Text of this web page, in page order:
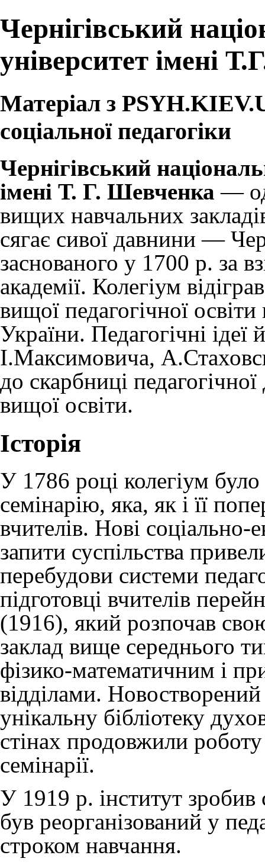
Чернігівський
університет імені
Матеріал з
соціальної педагогіки
Чернігівський
імені Т. Г. Шевченка —
вищих навчальних
сягає сивої давнини —
заснованого у 1700 р. за
академії. Колегіум
вищої педагогічної
України. Педагогічні
І.Максимовича,
до скарбниці
вищої освіти.
Історія
У 1786 році колегіум
семінарію, яка, як і її
вчителів. Нові соціально-
запити суспільства
перебудови системи
підготовці вчителів
(1916), який розпочав
заклад вище середнього
фізико-математичним і
відділами.
унікальну бібліотеку
стінах продовжили
семінарії.
У 1919 р. інститут
був реорганізований у
строком навчання.